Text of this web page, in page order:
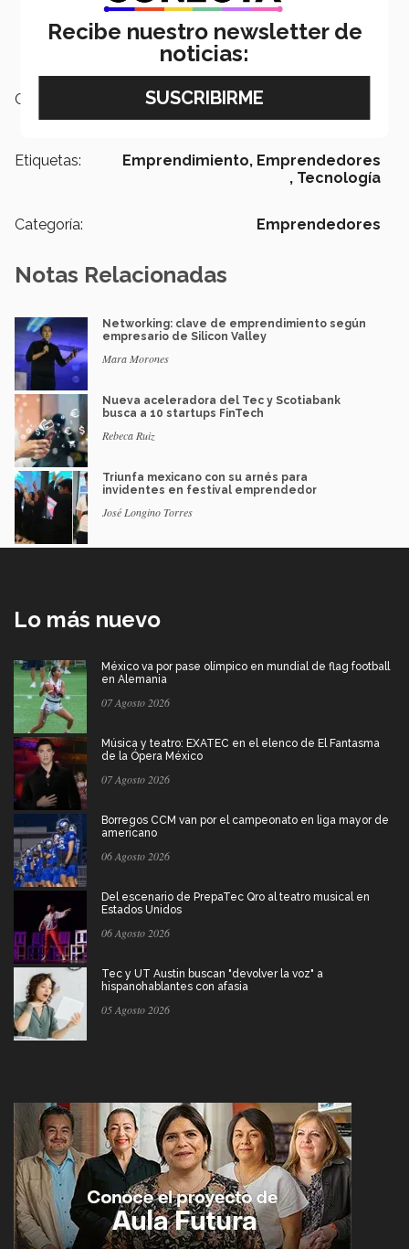
Campus:
Etiquetas: Emprendimiento, Emprendedores
, Tecnología
Categoría: Emprendedores
Notas Relacionadas
Networking: clave de emprendimiento según
empresario de Silicon Valley
Mara Morones
Nueva aceleradora del Tec y Scotiabank
busca a 10 startups FinTech
Rebeca Ruiz
Triunfa mexicano con su arnés para
invidentes en festival emprendedor
José Longino Torres
Lo más nuevo
México va por pase olímpico en mundial de flag football
en Alemania
07 Agosto 2026
Música y teatro: EXATEC en el elenco de El Fantasma
de la Ópera México
07 Agosto 2026
Borregos CCM van por el campeonato en liga mayor de
americano
06 Agosto 2026
Del escenario de PrepaTec Qro al teatro musical en
Estados Unidos
06 Agosto 2026
Tec y UT Austin buscan "devolver la voz" a
hispanohablantes con afasia
05 Agosto 2026
Recibe nuestro newsletter de
noticias: